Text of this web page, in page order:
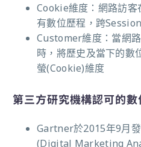
Cookie維度：網路訪
有數位歷程，跨
Customer維度：當網
時，將歷史及當下的數
螢(Cookie)維度
第三方研究機構認可的數
Gartner於2015年9月
(Digital Marketing